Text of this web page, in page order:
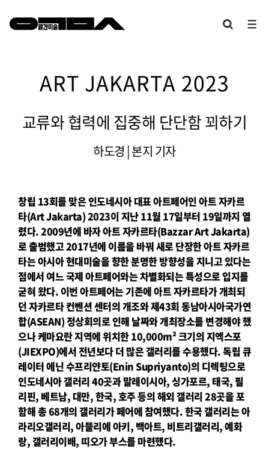
ART JAKARTA 2023
교류와 협력에 집중해 단단함 꾀하기
하도경 | 본지 기자
창립 13회를 맞은 인도네시아 대표 아트페어인 아트 자카르
타(Art Jakarta) 2023이 지난 11월 17일부터 19일까지 열
렸다.2009년에 바자 아트 자카르타(Bazzar Art Jakarta)
로 출범했고 2017년에 이름을 바꿔 새로 단장한 아트 자카르
타는 아시아현대미술을 향한 분명한 방향성을 지니고 있다는
점에서 여느 국제 아트페어와는 차별화되는 특성으로 입지를
굳혀 왔다. 이번 아트페어는 기존에 아트 자카르타가 개최되
던 자카르타 컨벤션 센터의 개조와 제43회 동남아시아국가연
합(ASEAN)정상회의로 인해 날짜와 개최장소를 변경해야 했
으나 케마요란 지역에 위치한 10,000m² 크기의 지엑스포
(JIEXPO)에서전년보다 더 많은 갤러리를 수용했다. 독립 큐
레이터 에닌 수프리얀토(Enin Supriyanto)의 디렉팅으로
인도네시아 갤러리40곳과 말레이시아, 싱가포르, 태국, 필
리핀, 베트남, 대만, 한국, 호주 등의 해외 갤러리 28곳을 포
함해 총 68개의 갤러리가페어에 참여했다. 한국 갤러리는 아
라리오갤러리, 아뜰리에 아키, 백아트, 비트리갤러리, 예화
랑, 갤러리이배, 띠오가 부스를마련했다.